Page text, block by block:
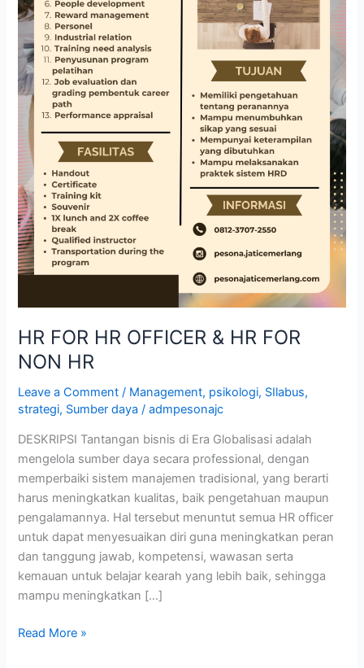
HR FOR HR OFFICER & HR FOR
NON HR
Leave a Comment / Management, psikologi, SIlabus,
strategi, Sumber daya /admpesonajc
DESKRIPSI Tantangan bisnis di Era Globalisasi adalah
mengelola sumber daya secara professional, dengan
memperbaiki sistem manajemen tradisional, yang berarti
harus meningkatkan kualitas, baik pengetahuan maupun
pengalamannya. Hal tersebut menuntut semua HR officer
untuk dapat menyesuaikan diri guna meningkatkan peran
dan tanggung jawab, kompetensi, wawasan serta
kemauan untuk belajar kearah yang lebih baik, sehingga
mampu meningkatkan […]
HR
Read More »